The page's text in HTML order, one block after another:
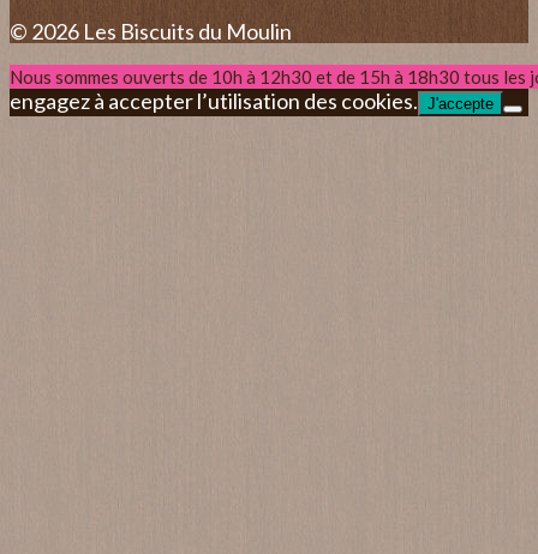
© 2026 Les Biscuits du Moulin
Nous sommes ouverts de 10h à 12h30 et de 15h à 18h30 tous les
En continuant votre navigation sur le site, vous vous
engagez à accepter l’utilisation des cookies. J'accepte